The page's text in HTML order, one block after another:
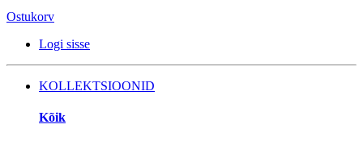
Ostukorv
Logi sisse
KOLLEKTSIOONID
Kõik